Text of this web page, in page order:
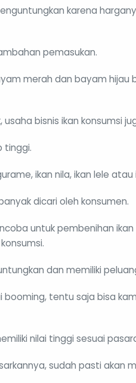
karena
pemasukan.
merah dan bayam hijau
bisnis ikan konsumsi
tinggi.
ikan nila, ikan lele atau
dicari oleh konsumen.
untuk pembenihan
dan memiliki
tentu saja bisa
nilai tinggi sesuai
sudah pasti akan